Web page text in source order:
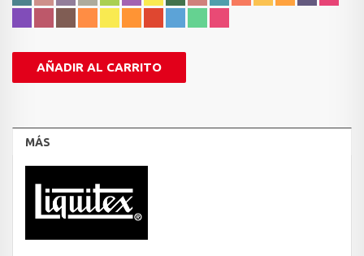
AÑADIR AL CARRITO
MÁS